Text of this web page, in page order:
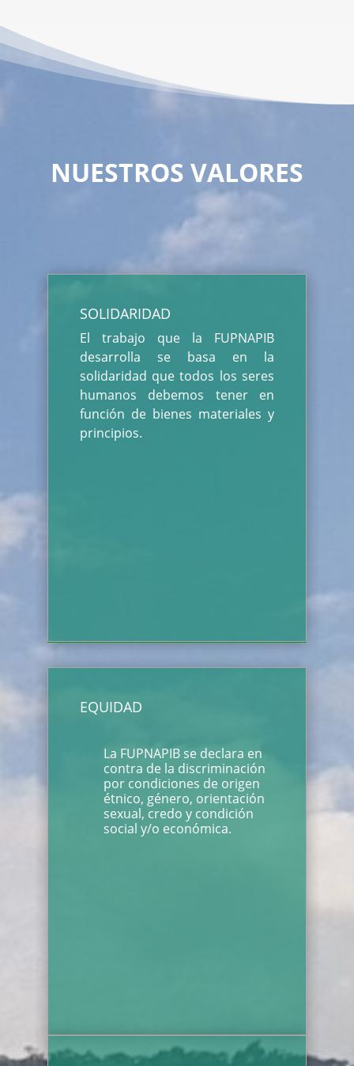
NUESTROS VALORES
SOLIDARIDAD
El trabajo que la FUPNAPIB
desarrolla se basa en la
solidaridad que todos los seres
humanos debemos tener en
función de bienes materiales y
principios.
EQUIDAD
La FUPNAPIB se declara en
contra de la discriminación
por condiciones de origen
étnico, género, orientación
sexual, credo y condición
social y/o económica.